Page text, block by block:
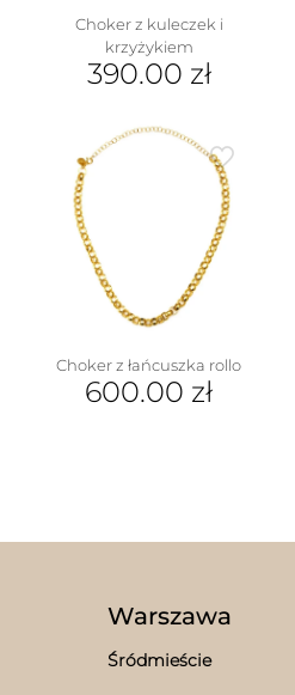
Choker z kuleczek i
krzyżykiem
390.00 zł
Choker z łańcuszka rollo
600.00 zł
Warszawa
Śródmieście